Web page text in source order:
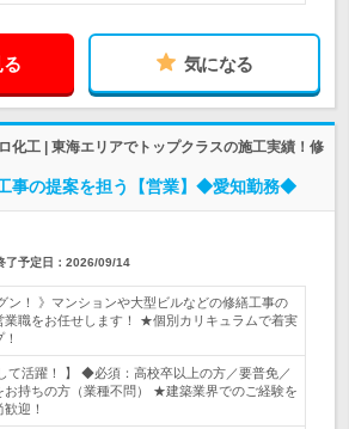
気になる
化工 | 東海エリアでトップクラスの施工実績！修
事の提案を担う【営業】◆愛知勤務◆
了予定日： 2026/09/14
ン！ 》マンションや大型ビルなどの修繕工事の
業職をお任せします！ ★個別カリキュラムで着実
て活躍！ 】 ◆必須：高校卒以上の方／要普免／
お持ちの方（業種不問） ★建築業界でのご経験を
迎！